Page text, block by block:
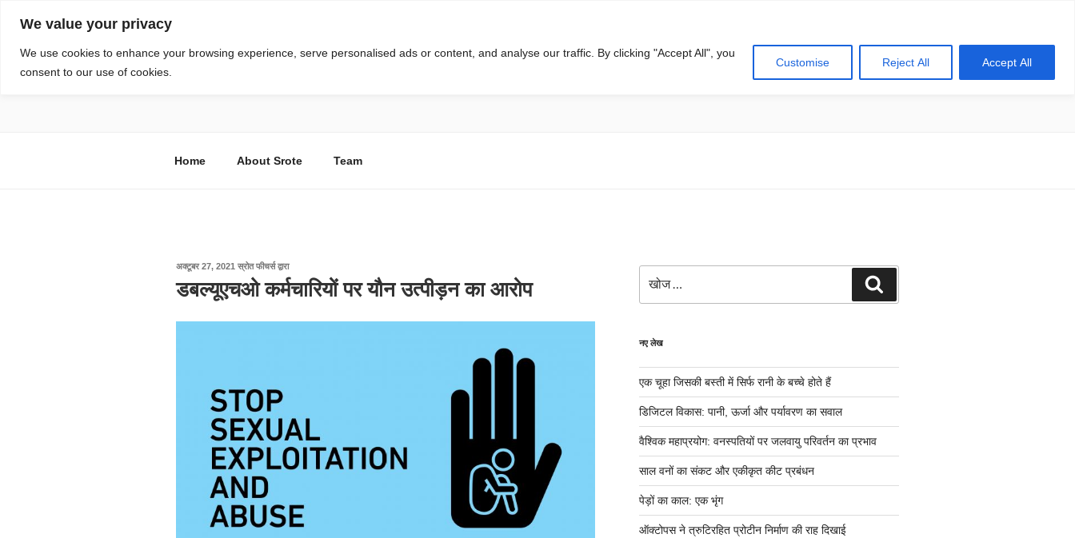
We value your privacy
We use cookies to enhance your browsing experience, serve personalised ads or content, and analyse our traffic. By clicking "Accept All", you
consent to our use of cookies.
Customise Reject All Accept All
स्रोत
Home About Srote Team
अक्टूबर 27, 2021 पर
प्रकाशित
किया
स्रोत फीचर्सद्वारा
डबल्यूएचओ कर्मचारियों पर यौन उत्पीड़न का आरोप
नए लेख
एक चूहा जिसकी बस्ती में सिर्फ रानी के बच्चे होते हैं
डिजिटल विकास: पानी, ऊर्जा और पर्यावरण का सवाल
वैश्विक महाप्रयोग: वनस्पतियों पर जलवायु परिवर्तन का प्रभाव
साल वनों का संकट और एकीकृत कीट प्रबंधन
पेड़ों का काल: एक भृंग
ऑक्टोपस ने त्रुटिरहित प्रोटीन निर्माण की राह दिखाई